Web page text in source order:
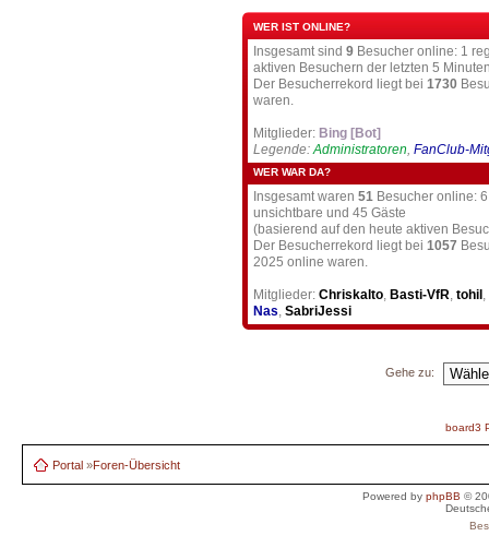
WER IST ONLINE?
Insgesamt sind 9 Besucher online: 1
aktiven Besuchern der letzten 5
Der Besucherrekord liegt bei 1730
waren.
Mitglieder: Bing [Bot]
Legende: Administratoren FanClub-
WER WAR DA?
Insgesamt waren 51 Besucher online:
unsichtbare und 45 Gäste
(basierend auf den heute aktiven
Der Besucherrekord liegt bei 1057
2025 online waren.
Mitglieder: Chriskalto Basti-VfR tohil
Nas SabriJessi
Gehe zu:
board3
Portal »Foren-Übersicht
Powered byphpBB ©